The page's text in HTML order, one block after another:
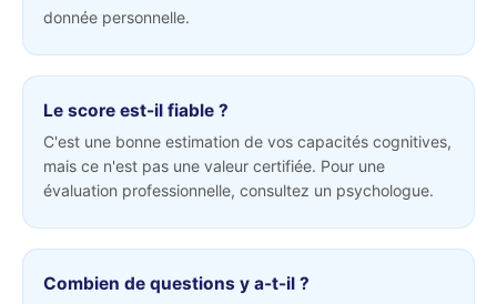
donnée personnelle.
Le score est-il fiable ?
C'est une bonne estimation de vos capacités cognitives,
mais ce n'est pas une valeur certifiée. Pour une
évaluation professionnelle, consultez un psychologue.
Combien de questions y a-t-il ?